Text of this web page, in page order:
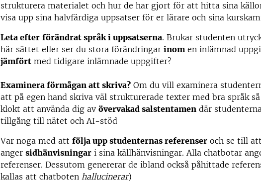
strukturera materialet och hur de har gjort för att hitta sina
visa upp sina halvfärdiga uppsatser för er lärare och sina
Leta efter förändrat språk i uppsatserna. Brukar studenten
här sättet eller ser du stora förändringar inom en inlämnad
jämfört med tidigare inlämnade uppgifter?
Examinera förmågan att skriva? Om du vill examinera
att på egen hand skriva väl strukturerade texter med bra språk
klokt att använda dig av övervakad salstentamen där
tillgång till nätet och AI-stöd
Var noga med att följa upp studenternas referenser och se till
anger sidhänvisningar i sina källhänvisningar. Alla chatbotar
referenser. Dessutom genererar de ibland också påhittade
kallas att chatboten hallucinerar)